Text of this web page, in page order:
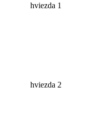
hviezda 1
hviezda 2